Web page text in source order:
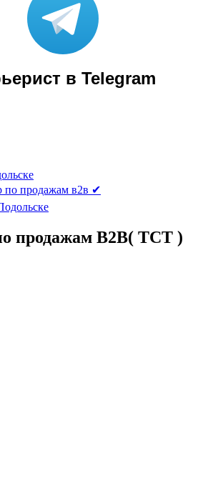
в Telegram
по продажам в2в ✔
продажам B2B( ТСТ )